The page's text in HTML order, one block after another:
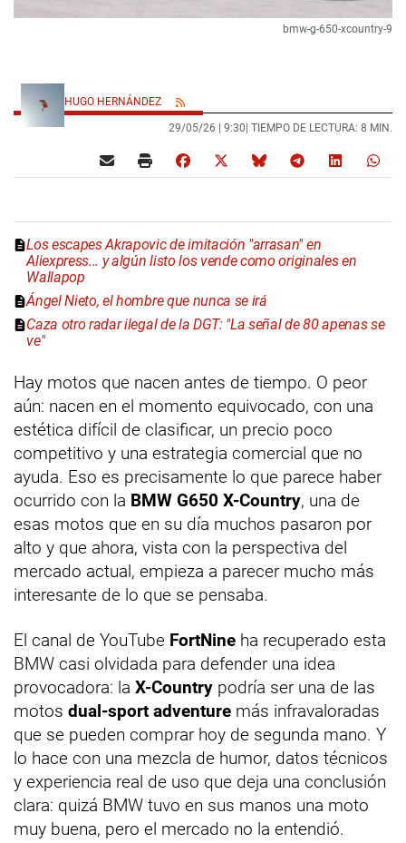
bmw-g-650-xcountry-9
HUGO HERNÁNDEZ
29/05/26 | 9:30 | TIEMPO DE LECTURA: 8 MIN.
Los escapes Akrapovic de imitación "arrasan" en
Aliexpress... y algún listo los vende como originales en
Wallapop
Ángel Nieto, el hombre que nunca se irá
Caza otro radar ilegal de la DGT: "La señal de 80 apenas se
ve"
Hay motos que nacen antes de tiempo. O peor
aún: nacen en el momento equivocado, con una
estética difícil de clasificar, un precio poco
competitivo y una estrategia comercial que no
ayuda. Eso es precisamente lo que parece haber
ocurrido con la BMW G650 X-Country, una de
esas motos que en su día muchos pasaron por
alto y que ahora, vista con la perspectiva del
mercado actual, empieza a parecer mucho más
interesante de lo que se pensaba.
El canal de YouTube FortNine ha recuperado esta
BMW casi olvidada para defender una idea
provocadora: la X-Country podría ser una de las
motos dual-sport adventure más infravaloradas
que se pueden comprar hoy de segunda mano. Y
lo hace con una mezcla de humor, datos técnicos
y experiencia real de uso que deja una conclusión
clara: quizá BMW tuvo en sus manos una moto
muy buena, pero el mercado no la entendió.